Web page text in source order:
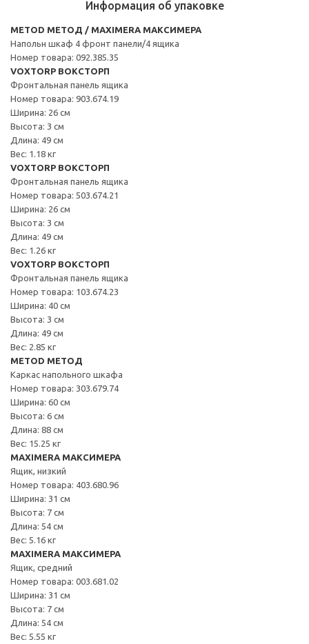
Информация об упаковке
METOD МЕТОД / MAXIMERA МАКСИМЕРА
Напольн шкаф 4 фронт панели/4 ящика
Номер товара: 092.385.35
VOXTORP ВОКСТОРП
Фронтальная панель ящика
Номер товара: 903.674.19
Ширина: 26 см
Высота: 3 см
Длина: 49 см
Вес: 1.18 кг
VOXTORP ВОКСТОРП
Фронтальная панель ящика
Номер товара: 503.674.21
Ширина: 26 см
Высота: 3 см
Длина: 49 см
Вес: 1.26 кг
VOXTORP ВОКСТОРП
Фронтальная панель ящика
Номер товара: 103.674.23
Ширина: 40 см
Высота: 3 см
Длина: 49 см
Вес: 2.85 кг
METOD МЕТОД
Каркас напольного шкафа
Номер товара: 303.679.74
Ширина: 60 см
Высота: 6 см
Длина: 88 см
Вес: 15.25 кг
MAXIMERA МАКСИМЕРА
Ящик, низкий
Номер товара: 403.680.96
Ширина: 31 см
Высота: 7 см
Длина: 54 см
Вес: 5.16 кг
MAXIMERA МАКСИМЕРА
Ящик, средний
Номер товара: 003.681.02
Ширина: 31 см
Высота: 7 см
Длина: 54 см
Вес: 5.55 кг